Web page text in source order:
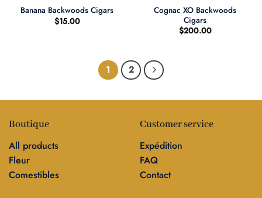
Banana Backwoods Cigars
$15.00
Cognac XO Backwoods
Cigars
$200.00
1 2
Boutique
All products
Fleur
Comestibles
Customer service
Expédition
FAQ
Contact